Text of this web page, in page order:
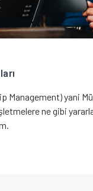
Management) yani
ne gibi